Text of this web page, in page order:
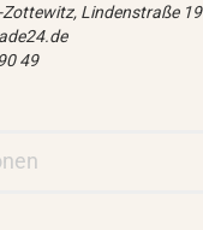
Lindenstraße 19
49